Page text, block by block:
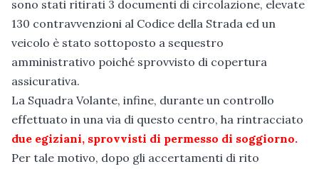
sono stati ritirati 3 documenti di circolazione, elevate
130 contravvenzioni al Codice della Strada ed un
veicolo è stato sottoposto a sequestro
amministrativo poiché sprovvisto di copertura
assicurativa.
La Squadra Volante, infine, durante un controllo
effettuato in una via di questo centro, ha rintracciato
due egiziani, sprovvisti di permesso di soggiorno.
Per tale motivo, dopo gli accertamenti di rito